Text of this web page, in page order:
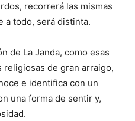
recorrerá las mismas
a todo, será distinta.
de La Janda, como esas
de gran arraigo,
e identifica con un
una forma de sentir y,